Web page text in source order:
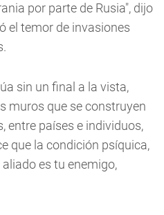
por parte de Rusia", dijo
el temor de invasiones
sin un final a la vista,
muros que se construyen
entre países e individuos,
que la condición psíquica,
es tu enemigo,